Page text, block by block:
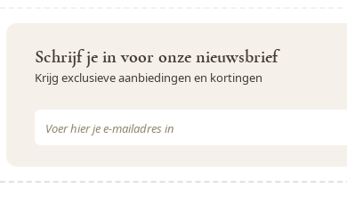
Schrijf je in voor onze nieuwsbrief
Krijg exclusieve aanbiedingen en kortingen